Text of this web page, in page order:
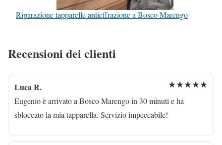
Riparazione tapparelle antieffrazione a Bosco Marengo
Recensioni dei clienti
Luca R. ★★★★★
Eugenio è arrivato a Bosco Marengo in 30 minuti e ha
sbloccato la mia tapparella. Servizio impeccabile!